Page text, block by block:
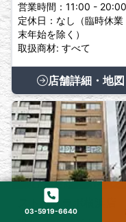
営業時間：11:00 - 20:00
定休日：なし（臨時休業
末年始を除く）
取扱商材: すべて
店舗詳細・地図
ストックラボ横浜店
03-5919-6640